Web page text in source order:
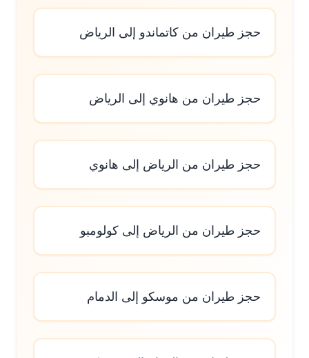
حجز طيران من كاتماندو إلى الرياض
حجز طيران من هانوي إلى الرياض
حجز طيران من الرياض إلى هانوي
حجز طيران من الرياض إلى كولومبو
حجز طيران من موسكو إلى الدمام